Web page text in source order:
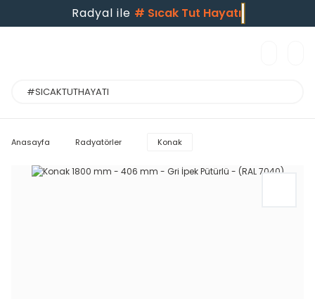
Radyal ile # Sıcak Tut Hayatı
Anasayfa Radyatörler Konak